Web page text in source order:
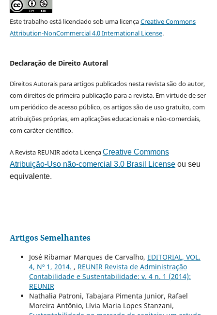
Este trabalho está licenciado sob uma licençaCreative Commons
Attribution-NonCommercial 4.0 International License.
Declaração de Direito Autoral
Direitos Autorais para artigos publicados nesta revista são do autor,
com direitos de primeira publicação para a revista. Em virtude de ser
um periódico de acesso público, os artigos são de uso gratuito, com
atribuições próprias, em aplicações educacionais e não-comerciais,
com caráter científico.
A Revista REUNIR adota LicençaCreative Commons
Atribuição-Uso não-comercial 3.0 Brasil Licenseou seu
equivalente.
Artigos Semelhantes
José Ribamar Marques de Carvalho, EDITORIAL, VOL.
4, Nº 1, 2014. , REUNIR Revista de Administração
Contabilidade e Sustentabilidade: v. 4 n. 1 (2014):
REUNIR
Nathalia Patroni, Tabajara Pimenta Junior, Rafael
Moreira Antônio, Lívia Maria Lopes Stanzani,